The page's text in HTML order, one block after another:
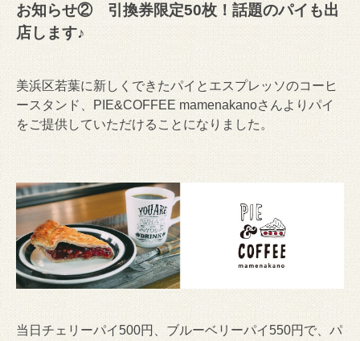
お知らせ② 引換券限定50枚！話題のパイも出
店します♪
美浜区若葉に新しくできたパイとエスプレッソのコーヒ
ースタンド、PIE&COFFEE mamenakanoさんよりパイ
をご提供していただけることになりました。
当日チェリーパイ500円、ブルーベリーパイ550円で、パ